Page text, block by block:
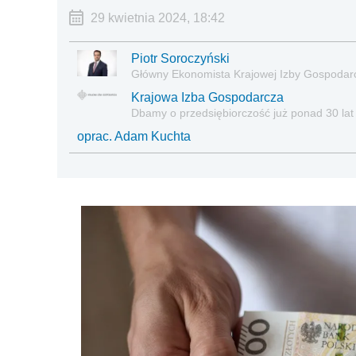
29 kwietnia 2024, 18:42
Piotr Soroczyński
Główny Ekonomista Krajowej Izby
Krajowa Izba Gospodarcza
Dbamy o przedsiębiorczość już ponad 30 lat
oprac. Adam Kuchta